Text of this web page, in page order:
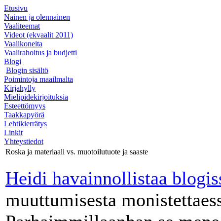
Etusivu
Nainen ja olennainen
Vaaliteemat
Videot (ekvaalit 2011)
Vaalikoneita
Vaalirahoitus ja budjetti
Blogi
Blogin sisältö
Poimintoja maailmalta
Kirjahylly
Mielipidekirjoituksia
Esteettömyys
Taakkapyörä
Lehtikierrätys
Linkit
Yhteystiedot
Roska ja materiaali vs. muotoilutuote ja saaste
Heidi havainnollistaa
muuttumisesta